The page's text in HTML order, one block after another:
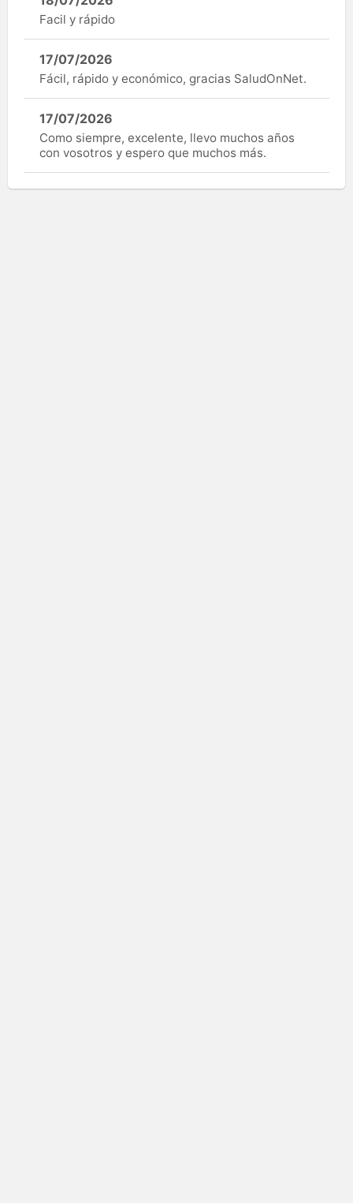
Facil y rápido
17/07/2026
Fácil, rápido y económico, gracias SaludOnNet.
17/07/2026
Como siempre, excelente, llevo muchos años
con vosotros y espero que muchos más.